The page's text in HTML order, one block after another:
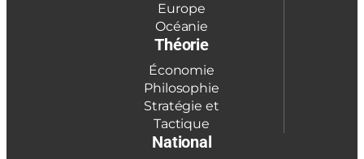
Europe
Océanie
Théorie
Économie
Philosophie
Stratégie et
Tactique
National